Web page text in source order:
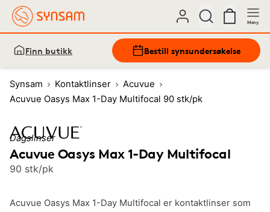
Meny
Finn butikk Bestill synsundersøkelse
Synsam Kontaktlinser
Acuvue
Acuvue Oasys Max 1-Day Multifocal 90 stk/pk
Dagslinser
Acuvue Oasys Max 1-Day Multifocal
90 stk/pk
Acuvue Oasys Max 1-Day Multifocal er kontaktlinser som